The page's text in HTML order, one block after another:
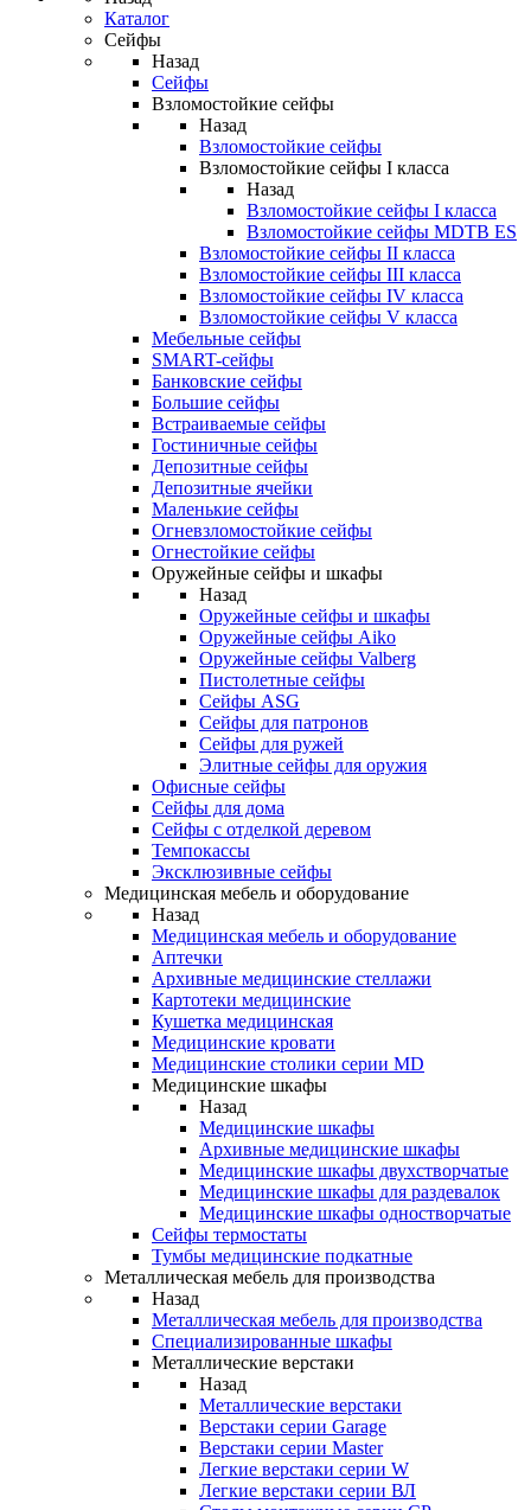
Каталог
Сейфы
Назад
Сейфы
Взломостойкие сейфы
Назад
Взломостойкие сейфы
Взломостойкие сейфы I класса
Назад
Взломостойкие сейфы I класса
Взломостойкие сейфы MDTB ES
Взломостойкие сейфы II класса
Взломостойкие сейфы III класса
Взломостойкие сейфы IV класса
Взломостойкие сейфы V класса
Мебельные сейфы
SMART-сейфы
Банковские сейфы
Большие сейфы
Встраиваемые сейфы
Гостиничные сейфы
Депозитные сейфы
Депозитные ячейки
Маленькие сейфы
Огневзломостойкие сейфы
Огнестойкие сейфы
Оружейные сейфы и шкафы
Назад
Оружейные сейфы и шкафы
Оружейные сейфы Aiko
Оружейные сейфы Valberg
Пистолетные сейфы
Сейфы ASG
Сейфы для патронов
Сейфы для ружей
Элитные сейфы для оружия
Офисные сейфы
Сейфы для дома
Сейфы с отделкой деревом
Темпокассы
Эксклюзивные сейфы
Медицинская мебель и оборудование
Назад
Медицинская мебель и оборудование
Аптечки
Архивные медицинские стеллажи
Картотеки медицинские
Кушетка медицинская
Медицинские кровати
Медицинские столики серии MD
Медицинские шкафы
Назад
Медицинские шкафы
Архивные медицинские шкафы
Медицинские шкафы двухстворчатые
Медицинские шкафы для раздевалок
Медицинские шкафы одностворчатые
Сейфы термостаты
Тумбы медицинские подкатные
Металлическая мебель для производства
Назад
Металлическая мебель для производства
Cпециализированные шкафы
Металлические верстаки
Назад
Металлические верстаки
Верстаки серии Garage
Верстаки серии Master
Легкие верстаки серии W
Легкие верстаки серии ВЛ